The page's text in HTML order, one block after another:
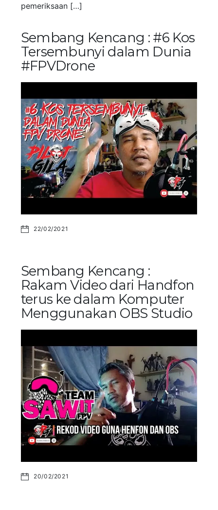
pemeriksaan […]
Sembang Kencang : #6 Kos
Tersembunyi dalam Dunia
#FPVDrone
22/02/2021
Sembang Kencang :
Rakam Video dari Handfon
terus ke dalam Komputer
Menggunakan OBS Studio
20/02/2021